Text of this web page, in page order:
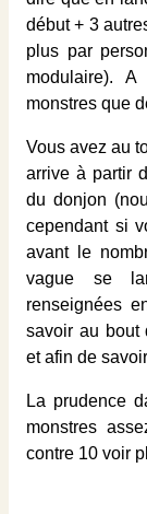
début + 3
plus par
modulaire).
monstres que
Vous avez au
arrive à partir
du donjon
cependant si
avant le
vague se
renseignées
savoir au bout
et afin de
La prudence
monstres
contre 10 voir